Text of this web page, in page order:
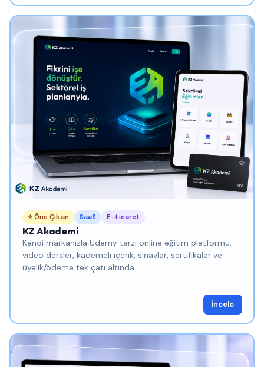
⭐ Öne Çıkan SaaS E-ticaret
KZ Akademi
Kendi markanızla Udemy tarzı online eğitim platformu:
video dersler, kademeli içerik, sınavlar, sertifikalar ve
üyelik/ödeme tek çatı altında.
İncele